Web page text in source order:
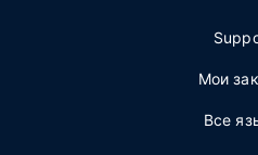
Мои
Все